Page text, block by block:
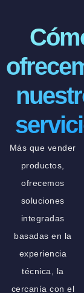
Más que vender
productos,
ofrecemos
soluciones
integradas
basadas en la
experiencia
técnica, la
cercanía con el